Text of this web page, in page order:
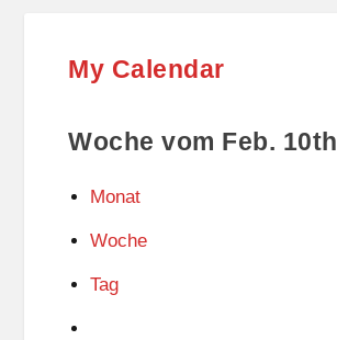
My Calendar
Woche vom Feb. 10th
Monat
Woche
Tag